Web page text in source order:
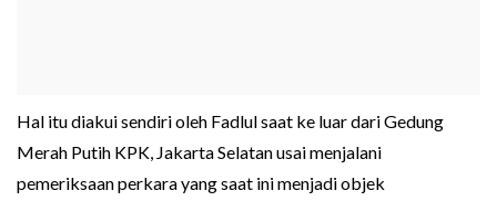
Hal itu diakui sendiri oleh Fadlul saat ke luar dari Gedung
Merah Putih KPK, Jakarta Selatan usai menjalani
pemeriksaan perkara yang saat ini menjadi objek